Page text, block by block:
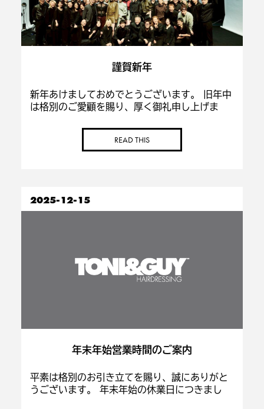
謹賀新年
新年あけましておめでとうございます。 旧年中
は格別のご愛顧を賜り、厚く御礼申し上げま
るサービスの向上を目指し、社員一同誠心誠意
努めてまいる所存でございます。 今後ともご高
READ THIS
2025-12-15
年末年始営業時間のご案内
平素は格別のお引き立てを賜り、誠にありがと
うございます。 年末年始の休業日につきまし